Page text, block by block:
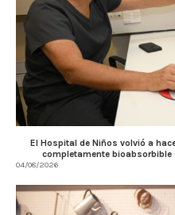
El Hospital de Niños volvió a
completamente bioabsorbible
04/08/2026